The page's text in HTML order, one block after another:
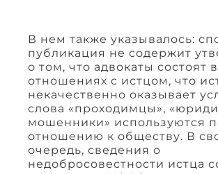
В нем также указывалось:
публикация не содержит
о том, что адвокаты состоят
отношениях с истцом, что
некачественно оказывает
слова «проходимцы»,
мошенники» используются
отношению к обществу. В
очередь, сведения о
недобросовестности истца